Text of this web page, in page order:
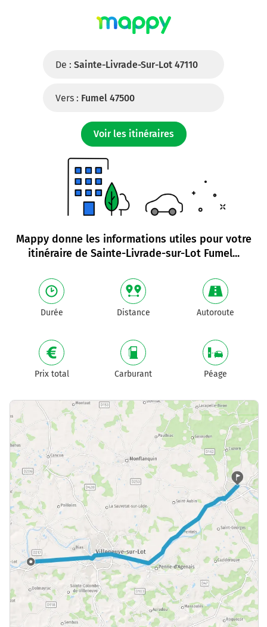
De : Sainte-Livrade-Sur-Lot 47110
Vers : Fumel 47500
Voir les itinéraires
Mappy donne les informations utiles pour votre
itinéraire de Sainte-Livrade-sur-Lot Fumel...
Durée Distance Autoroute
Prix total Carburant Péage